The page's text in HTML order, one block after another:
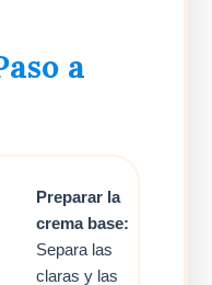
a
Preparar la
crema base:
Separa las
claras y las